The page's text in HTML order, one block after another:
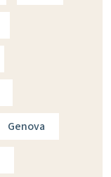
Genova